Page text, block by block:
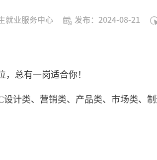
就业服务中心 发布：2024-08-21
总有一岗适合你！
设计类、营销类、产品类、市场类、制